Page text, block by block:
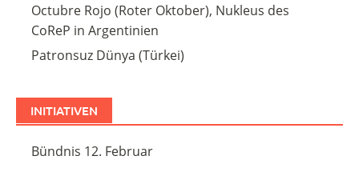
Octubre Rojo (Roter Oktober), Nukleus des
CoReP in Argentinien
Patronsuz Dünya (Türkei)
INITIATIVEN
Bündnis 12. Februar